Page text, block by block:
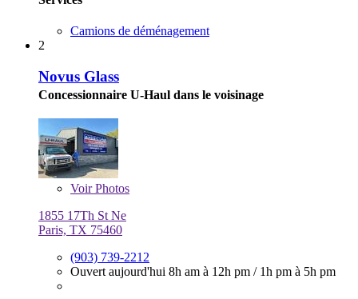
Camions de déménagement
2
Novus Glass
Concessionnaire U-Haul dans le voisinage
VoirPhotos
1855 17Th St Ne
Paris, TX 75460
(903) 739-2212
Ouvert aujourd'hui 8h am à 12h pm / 1h pm à 5h pm